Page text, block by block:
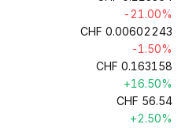
-21.00%
CHF 0.00602243
-1.50%
CHF 0.163158
+16.50%
CHF 56.54
+2.50%